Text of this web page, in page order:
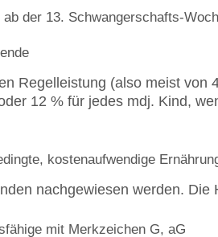
der 13. Schwangerschafts-
Regelleistung (also meist
12 % für jedes mdj. Kind,
kostenaufwendige
nachgewiesen werden.
mit Merkzeichen G, aG